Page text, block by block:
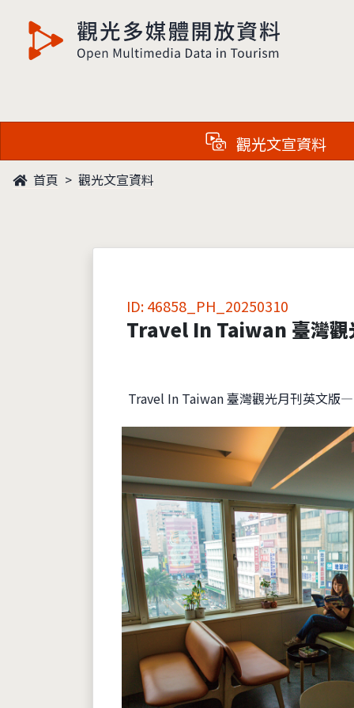
觀光多媒體開放資料
觀光文宣資料
首頁 觀光文宣資料
ID: 46858_PH_20250310
Travel In Taiwan 臺灣
Travel In Taiwan 臺灣觀光月刊英文版